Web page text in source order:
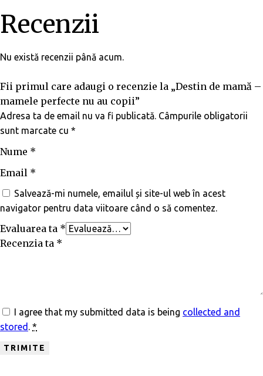
Recenzii
Nu există recenzii până acum.
Fii primul care adaugi o recenzie la „Destin de mamă –
mamele perfecte nu au copii”
Adresa ta de email nu va fi publicată. Câmpurile obligatorii
sunt marcate cu *
Nume *
Email *
Salvează-mi numele, emailul și site-ul web în acest
navigator pentru data viitoare când o să comentez.
Evaluarea ta *
Recenzia ta *
I agree that my submitted data is being collected and
stored . *